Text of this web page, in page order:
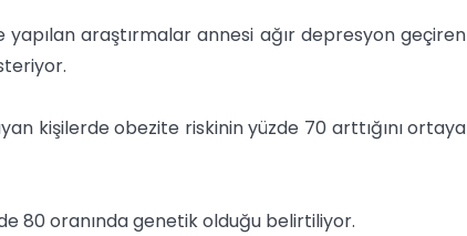
araştırmalar annesi ağır depresyon geçiren
kişilerde obezite riskinin yüzde 70 arttığını ortaya
80 oranında genetik olduğu belirtiliyor.